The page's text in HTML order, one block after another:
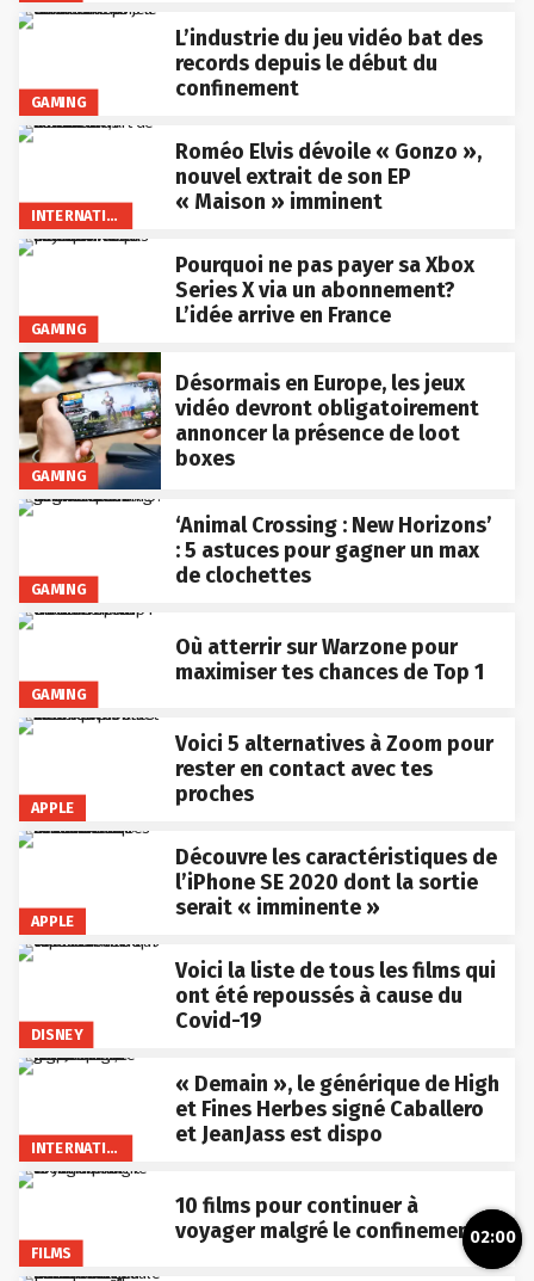
GAMING
L’industrie du jeu vidéo bat des
records depuis le début du
confinement
INTERNATIONAL
Roméo Elvis dévoile « Gonzo »,
nouvel extrait de son EP
« Maison » imminent
GAMING
Pourquoi ne pas payer sa Xbox
Series X via un abonnement?
L’idée arrive en France
GAMING
Désormais en Europe, les jeux
vidéo devront obligatoirement
annoncer la présence de loot
boxes
GAMING
‘Animal Crossing : New Horizons’
: 5 astuces pour gagner un max
de clochettes
GAMING
Où atterrir sur Warzone pour
maximiser tes chances de Top 1
APPLE
Voici 5 alternatives à Zoom pour
rester en contact avec tes
proches
APPLE
Découvre les caractéristiques de
l’iPhone SE 2020 dont la sortie
serait « imminente »
DISNEY
Voici la liste de tous les films qui
ont été repoussés à cause du
Covid-19
INTERNATIONAL
« Demain », le générique de High
et Fines Herbes signé Caballero
et JeanJass est dispo
FILMS
10 films pour continuer à
voyager malgré le confinement02:00